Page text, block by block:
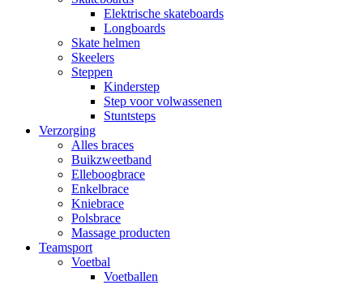
Elektrische skateboards
Longboards
Skate helmen
Skeelers
Steppen
Kinderstep
Step voor volwassenen
Stuntsteps
Verzorging
Alles braces
Buikzweetband
Elleboogbrace
Enkelbrace
Kniebrace
Polsbrace
Massage producten
Teamsport
Voetbal
Voetballen